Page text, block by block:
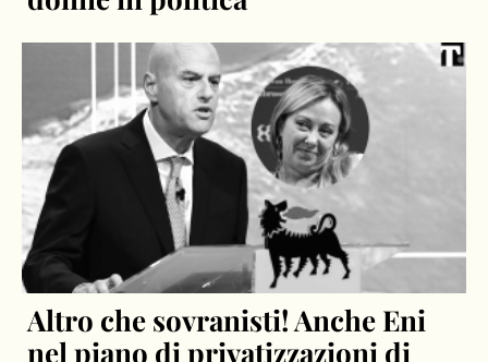
Altro che sovranisti! Anche Eni
nel piano di privatizzazioni di